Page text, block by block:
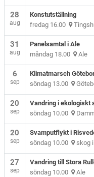
28
aug
Konstutställning
fredag 16.00
31
aug
Panelsamtal i Ale
måndag 18.00 Ale
6
sep
Klimatmarsch
söndag 13.00
20
sep
Vandring i ekologiskt
söndag 10.00
20
sep
Svamputflykt i
söndag 10.00 skog i
27
sep
Vandring till Stora
söndag 10.00 Ale